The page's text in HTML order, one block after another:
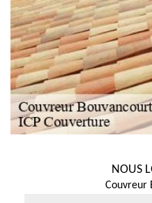
NOUS
Couvreur